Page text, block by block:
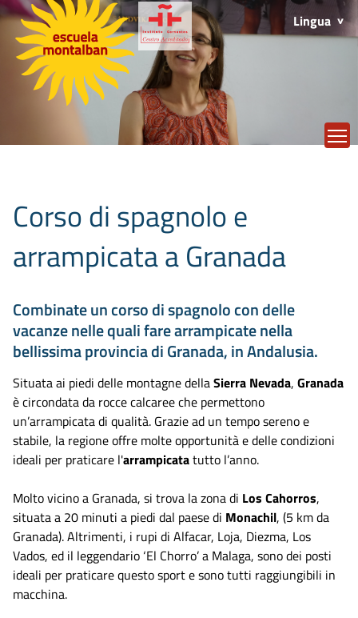
Lingua
Corso di spagnolo e
arrampicata a Granada
Combinate un corso di spagnolo con delle
vacanze nelle quali fare arrampicate nella
bellissima provincia di Granada, in Andalusia.
Situata ai piedi delle montagne dellaSierra Nevada, Granada
è circondata da rocce calcaree che permettono
un’arrampicata di qualità. Grazie ad un tempo sereno e
stabile, la regione offre molte opportunità e delle condizioni
ideali per praticare l'arrampicatatutto l’anno.
Molto vicino a Granada, si trova la zona di Los Cahorros,
situata a 20 minuti a piedi dal paese di Monachil, (5 km da
Granada). Altrimenti, i rupi di Alfacar, Loja, Diezma, Los
Vados, ed il leggendario ‘El Chorro’ a Malaga, sono dei posti
ideali per praticare questo sport e sono tutti raggiungibili in
macchina.